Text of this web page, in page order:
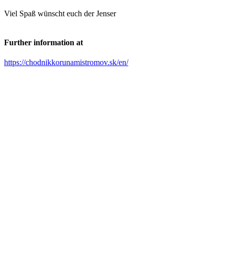
Viel Spaß wünscht euch der Jenser
Further information at
https://chodnikkorunamistromov.sk/en/